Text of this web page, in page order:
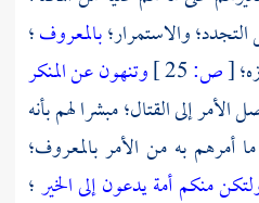
والاستمرار؛بالمعروف؛
[ص:
وتنهون عن المنكر
إلى القتال؛ مبشرا لهم بأنه
أمرهم به من الأمر بالمعروف؛
منكم أمة يدعون إلى الخير؛